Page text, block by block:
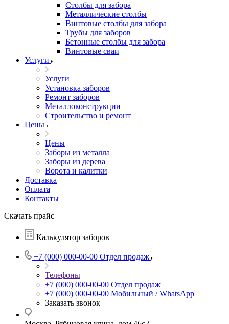
Столбы для забора
Металлические столбы
Винтовые столбы для забора
Трубы для заборов
Бетонные столбы для забора
Винтовые сваи
Услуги
Услуги
Установка заборов
Ремонт заборов
Металлоконструкции
Строительство и ремонт
Цены
Цены
Заборы из металла
Заборы из дерева
Ворота и калитки
Доставка
Оплата
Контакты
Скачать прайс
Калькулятор заборов
+7 (000) 000-00-00 Отдел продаж
Телефоны
+7 (000) 000-00-00 Отдел продаж
+7 (000) 000-00-00 Мобильный / WhatsApp
Заказать звонок